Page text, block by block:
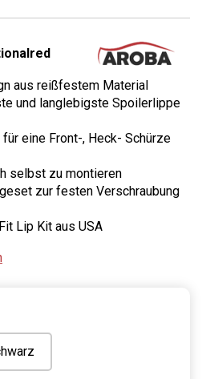
aus reißfestem Material
und langlebigste Spoilerlippe
eine Front-, Heck- Schürze
selbst zu montieren
zur festen Verschraubung
Lip Kit aus USA